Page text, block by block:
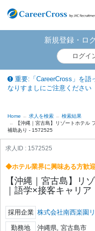
新規登録・ロ
ログイ
重要:「CareerCross」を語
なりすましにご注意ください
Home 求人を検索
検索結果
【沖縄｜宮古島】リゾートホテル
補助あり - 1572525
求人ID : 1572525
◆ホテル業界に興味ある方歓
【沖縄｜宮古島】リ
｜語学×接客キャリ
採用企業 株式会社南西楽園
勤務地 沖縄県, 宮古島市